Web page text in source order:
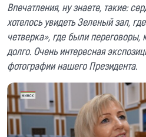
Впечатления, ну знаете, такие:
хотелось увидеть Зеленый зал,
четверка», где были переговоры,
долго. Очень интересная
фотографии нашего Президента.